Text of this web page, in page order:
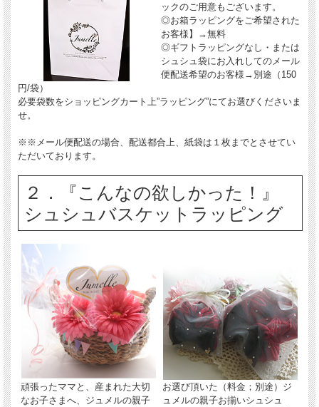
ックのご用意もございます。
◎お箱ラッピングをご希望された
お客様】→無料
◎ギフトラッピングなし・または
シュシュ袋にお入れしてのメール
便配送希望のお客様→別途（150
円/袋）
必要袋数をショッピングカート上”ラッピング”にてお選びくださいま
せ。
※※メール便配送の場合、配送都合上、紙袋は１枚までとさせてい
ただいております。
２．『こんなの欲しかった！』
シュシュバスケットラッピング
頑張ったママと、産まれた大切
なお子さまへ、ジュメルの親子
お選び頂いた（料金；別途）ジ
ュメルの親子お揃いシュシュ